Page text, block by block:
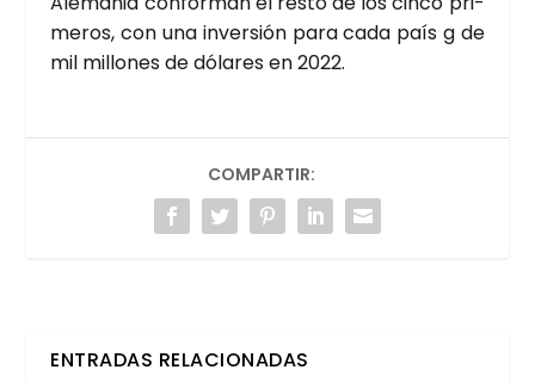
me­ros, con una inver­sión para cada país g de
mil millo­nes de dóla­res en 2022.
COMPARTIR:
ENTRADAS RELACIONADAS